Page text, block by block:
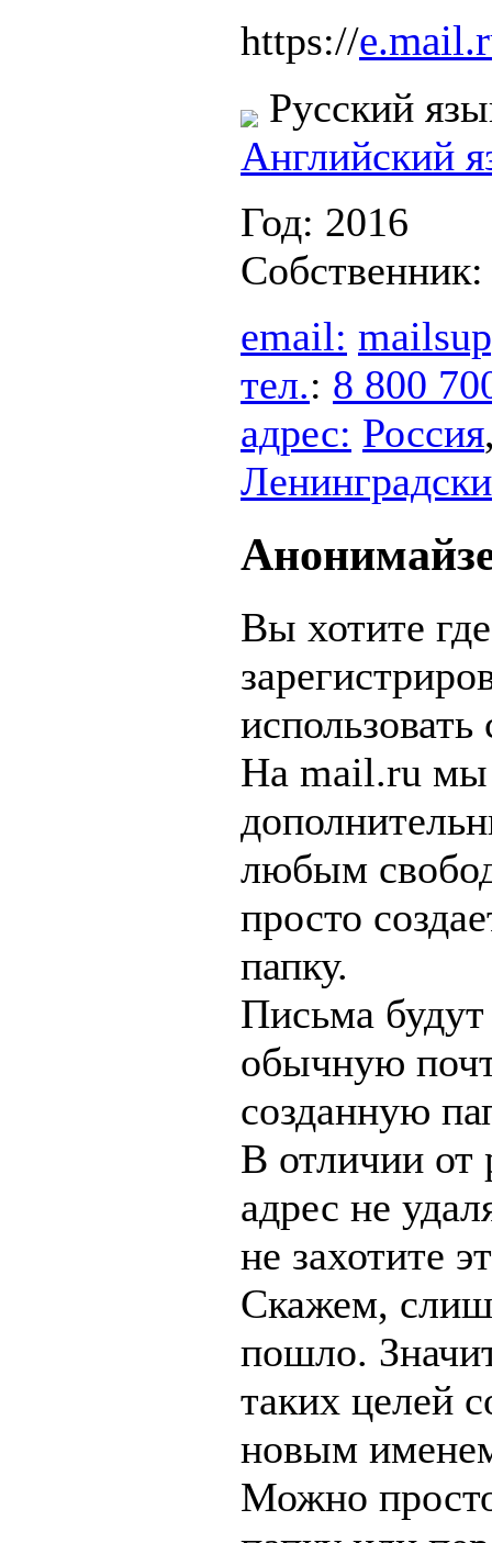
https://
Русский
Английский
Год: 2016
email:
тел.: 8 800
адрес: Россия
Вы хотите
На mail.ru мы
любым
просто
папку.
Письма
обычную
созданную
В отличии от
адрес не
не захотите
Скажем,
пошло.
таких целей
новым
Можно